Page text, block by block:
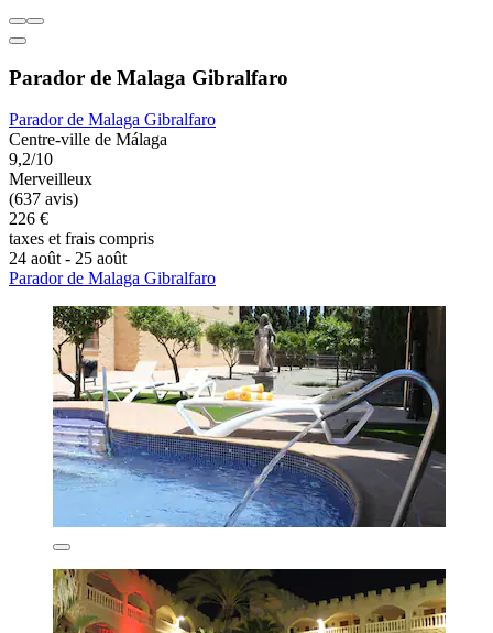
Parador de Malaga Gibralfaro
Parador de Malaga Gibralfaro
Centre-ville de Málaga
9,2/10
Merveilleux
(637 avis)
226 €
taxes et frais compris
24 août - 25 août
Parador de Malaga Gibralfaro